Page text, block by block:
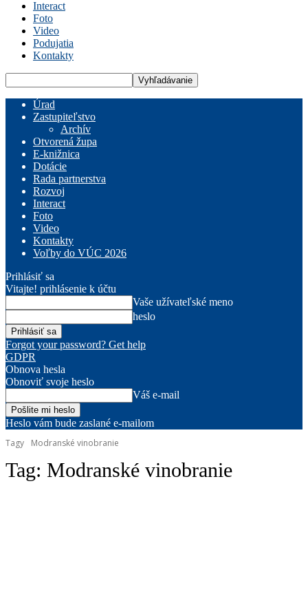
Interact
Foto
Video
Podujatia
Kontakty
Úrad
Zastupiteľstvo
Archív
Otvorená župa
E-knižnica
Dotácie
Rada partnerstva
Rozvoj
Interact
Foto
Video
Kontakty
Voľby do VÚC 2026
Prihlásiť sa
Vitajte! prihlásenie k účtu
Vaše užívateľské meno
heslo
Forgot your password? Get help
GDPR
Obnova hesla
Obnoviť svoje heslo
Váš e-mail
Heslo vám bude zaslané e-mailom
Tagy
Modranské vinobranie
Tag: Modranské vinobranie